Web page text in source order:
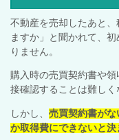
不動産を売却したあと
ますか」と聞かれて、
りません。
購入時の売買契約書や
接確認することは難しく
しかし、 売買契約書が
か取得費にできないと決